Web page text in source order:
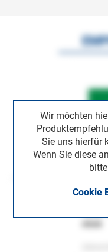
Wir möchten
Sie uns hierfür
Wenn Sie diese
Cookie